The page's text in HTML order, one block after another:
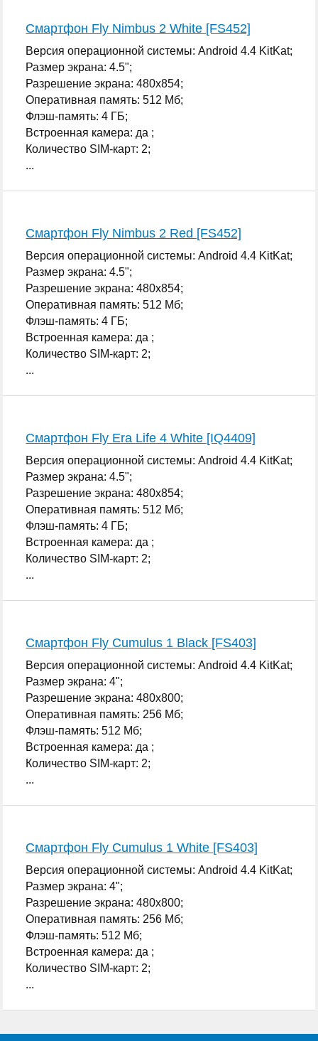
Смартфон Fly Nimbus 2 White [FS452]
Версия операционной системы: Android 4.4 KitKat;
Размер экрана: 4.5";
Разрешение экрана: 480x854;
Оперативная память: 512 Мб;
Флэш-память: 4 ГБ;
Встроенная камера: да ;
Количество SIM-карт: 2;
...
Смартфон Fly Nimbus 2 Red [FS452]
Версия операционной системы: Android 4.4 KitKat;
Размер экрана: 4.5";
Разрешение экрана: 480x854;
Оперативная память: 512 Мб;
Флэш-память: 4 ГБ;
Встроенная камера: да ;
Количество SIM-карт: 2;
...
Смартфон Fly Era Life 4 White [IQ4409]
Версия операционной системы: Android 4.4 KitKat;
Размер экрана: 4.5";
Разрешение экрана: 480x854;
Оперативная память: 512 Мб;
Флэш-память: 4 ГБ;
Встроенная камера: да ;
Количество SIM-карт: 2;
...
Смартфон Fly Cumulus 1 Black [FS403]
Версия операционной системы: Android 4.4 KitKat;
Размер экрана: 4";
Разрешение экрана: 480x800;
Оперативная память: 256 Мб;
Флэш-память: 512 Мб;
Встроенная камера: да ;
Количество SIM-карт: 2;
...
Смартфон Fly Cumulus 1 White [FS403]
Версия операционной системы: Android 4.4 KitKat;
Размер экрана: 4";
Разрешение экрана: 480x800;
Оперативная память: 256 Мб;
Флэш-память: 512 Мб;
Встроенная камера: да ;
Количество SIM-карт: 2;
...